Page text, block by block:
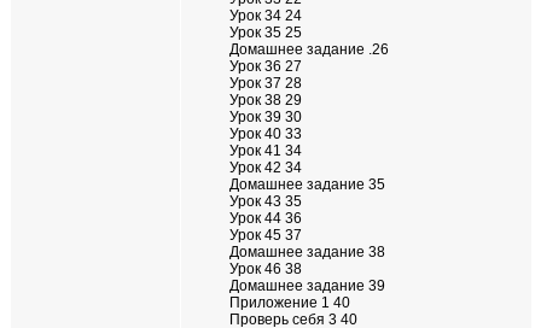
Урок 34 24
Урок 35 25
Домашнее задание .26
Урок 36 27
Урок 37 28
Урок 38 29
Урок 39 30
Урок 40 33
Урок 41 34
Урок 42 34
Домашнее задание 35
Урок 43 35
Урок 44 36
Урок 45 37
Домашнее задание 38
Урок 46 38
Домашнее задание 39
Приложение 1 40
Проверь себя 3 40